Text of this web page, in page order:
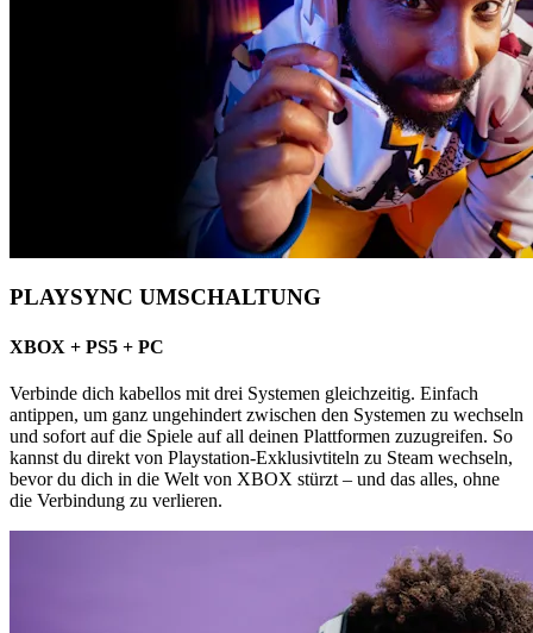
PLAYSYNC UMSCHALTUNG
XBOX + PS5 + PC
Verbinde dich kabellos mit drei Systemen gleichzeitig. Einfach
antippen, um ganz ungehindert zwischen den Systemen zu wechseln
und sofort auf die Spiele auf all deinen Plattformen zuzugreifen. So
kannst du direkt von Playstation-Exklusivtiteln zu Steam wechseln,
bevor du dich in die Welt von XBOX stürzt – und das alles, ohne
die Verbindung zu verlieren.